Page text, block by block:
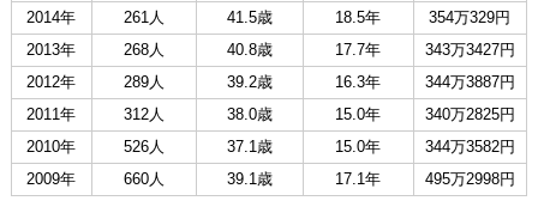
2014年
261人 41.5歳 18.5年
354万329円
2013年
268人 40.8歳 17.7年
343万3427円
2012年
289人 39.2歳 16.3年
344万3887円
2011年
312人 38.0歳 15.0年
340万2825円
2010年
526人 37.1歳 15.0年
344万3582円
2009年
660人 39.1歳 17.1年 495万2998円